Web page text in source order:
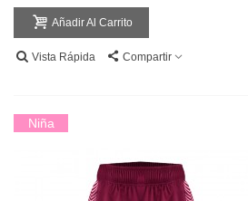
Añadir Al Carrito
Vista Rápida Compartir
Niña